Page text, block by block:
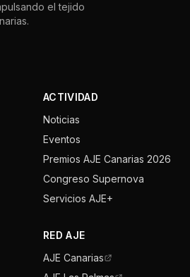
el tejido
ACTIVIDAD
Noticias
Eventos
Premios AJE Canarias 2026
Congreso Supernova
Servicios AJE+
RED AJE
AJE Canarias